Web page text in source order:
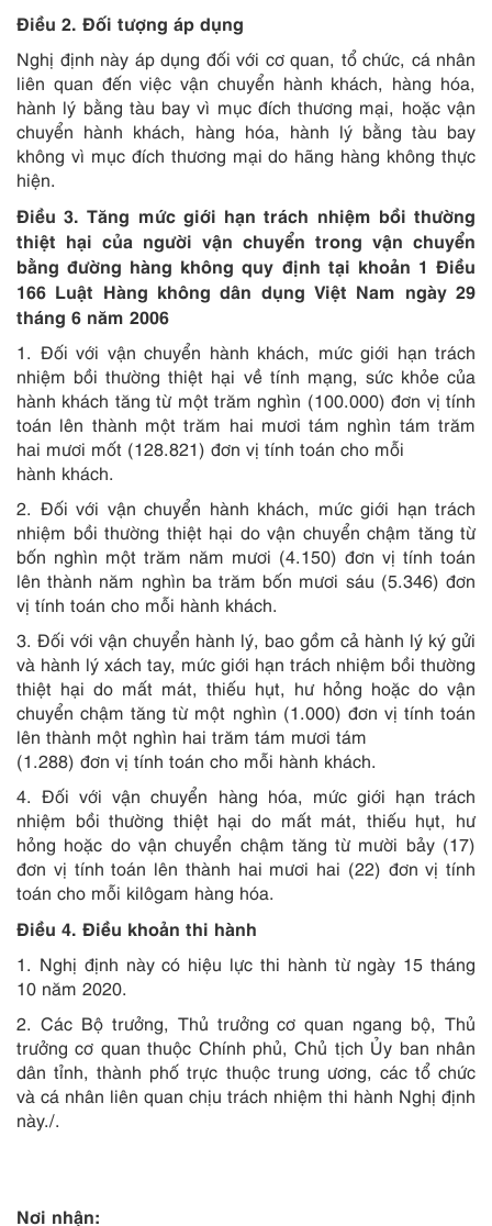
Điều 2. Đối tượng áp dụng
Nghị định này áp dụng đối với cơ quan, tổ chức, cá nhân
liên quan đến việc vận chuyển hành khách, hàng hóa,
hành lý bằng tàu bay vì mục đích thương mại, hoặc vận
chuyển hành khách, hàng hóa, hành lý bằng tàu bay
không vì mục đích thương mại do hãng hàng không thực
hiện.
Điều 3. Tăng mức giới hạn trách nhiệm bồi thường
thiệt hại của người vận chuyển trong vận chuyển
bằng đường hàng không quy định tại khoản 1 Điều
166 Luật Hàng không dân dụng Việt Nam ngày 29
tháng 6 năm 2006
1. Đối với vận chuyển hành khách, mức giới hạn trách
nhiệm bồi thường thiệt hại về tính mạng, sức khỏe của
hành khách tăng từ một trăm nghìn (100.000) đơn vị tính
toán lên thành một trăm hai mươi tám nghìn tám trăm
hai mươi mốt (128.821) đơn vị tính toán cho mỗi
hành khách.
2. Đối với vận chuyển hành khách, mức giới hạn trách
nhiệm bồi thường thiệt hại do vận chuyển chậm tăng từ
bốn nghìn một trăm năm mươi (4.150) đơn vị tính toán
lên thành năm nghìn ba trăm bốn mươi sáu (5.346) đơn
vị tính toán cho mỗi hành khách.
3. Đối với vận chuyển hành lý, bao gồm cả hành lý ký gửi
và hành lý xách tay, mức giới hạn trách nhiệm bồi thường
thiệt hại do mất mát, thiếu hụt, hư hỏng hoặc do vận
chuyển chậm tăng từ một nghìn (1.000) đơn vị tính toán
lên thành một nghìn hai trăm tám mươi tám
(1.288) đơn vị tính toán cho mỗi hành khách.
4. Đối với vận chuyển hàng hóa, mức giới hạn trách
nhiệm bồi thường thiệt hại do mất mát, thiếu hụt, hư
hỏng hoặc do vận chuyển chậm tăng từ mười bảy (17)
đơn vị tính toán lên thành hai mươi hai (22) đơn vị tính
toán cho mỗi kilôgam hàng hóa.
Điều 4. Điều khoản thi hành
1. Nghị định này có hiệu lực thi hành từ ngày 15 tháng
10 năm 2020.
2. Các Bộ trưởng, Thủ trưởng cơ quan ngang bộ, Thủ
trưởng cơ quan thuộc Chính phủ, Chủ tịch Ủy ban nhân
dân tỉnh, thành phố trực thuộc trung ương, các tổ chức
và cá nhân liên quan chịu trách nhiệm thi hành Nghị định
này./.
Nơi nhận: